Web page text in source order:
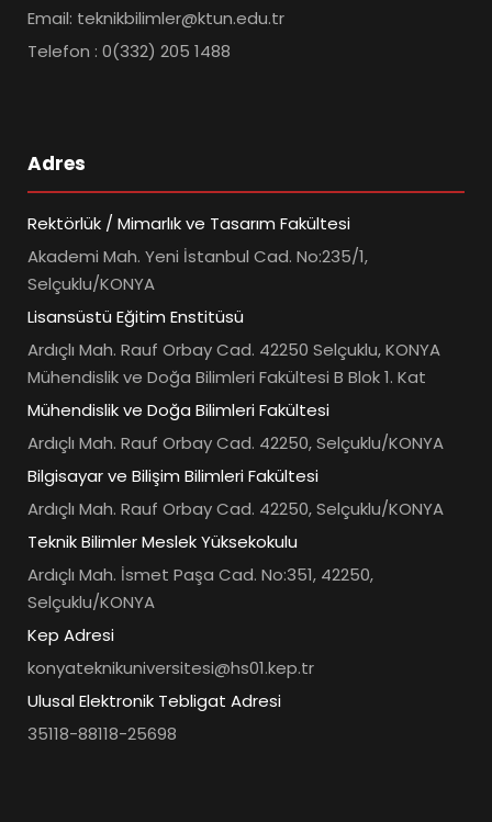
Email: teknikbilimler@ktun.edu.tr
Telefon : 0(332) 205 1488
Adres
Rektörlük / Mimarlık ve Tasarım Fakültesi
Akademi Mah. Yeni İstanbul Cad. No:235/1,
Selçuklu/KONYA
Lisansüstü Eğitim Enstitüsü
Ardıçlı Mah. Rauf Orbay Cad. 42250 Selçuklu, KONYA
Mühendislik ve Doğa Bilimleri Fakültesi B Blok 1. Kat
Mühendislik ve Doğa Bilimleri Fakültesi
Ardıçlı Mah. Rauf Orbay Cad. 42250, Selçuklu/KONYA
Bilgisayar ve Bilişim Bilimleri Fakültesi
Ardıçlı Mah. Rauf Orbay Cad. 42250, Selçuklu/KONYA
Teknik Bilimler Meslek Yüksekokulu
Ardıçlı Mah. İsmet Paşa Cad. No:351, 42250,
Selçuklu/KONYA
Kep Adresi
konyateknikuniversitesi@hs01.kep.tr
Ulusal Elektronik Tebligat Adresi
35118-88118-25698